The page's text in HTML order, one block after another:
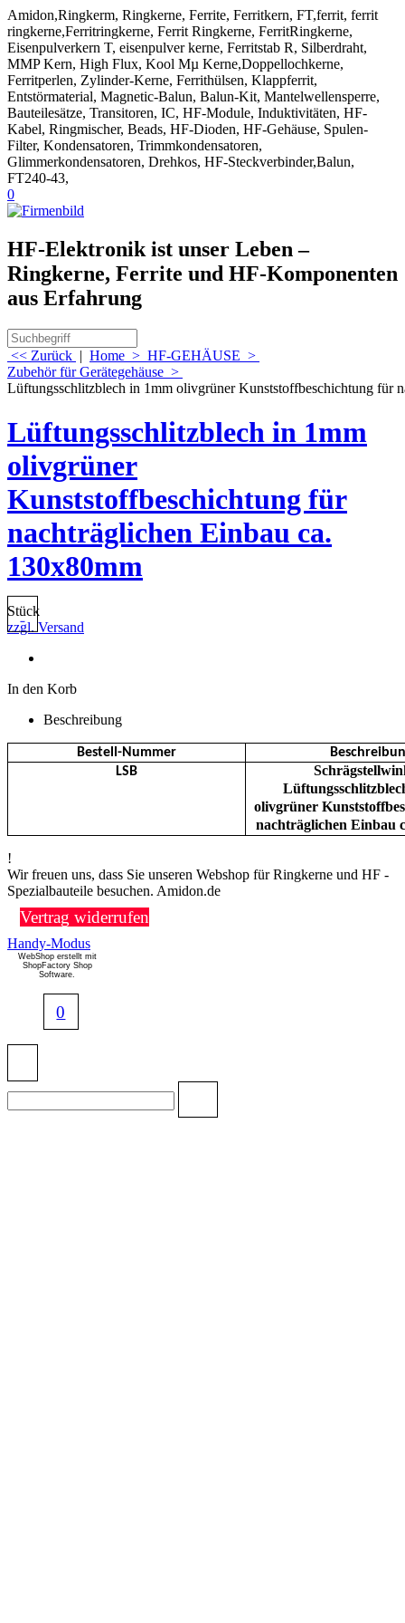
Amidon,Ringkerm, Ringkerne, Ferrite, Ferritkern, FT,ferrit, ferrit
ringkerne,Ferritringkerne, Ferrit Ringkerne, FerritRingkerne,
Eisenpulverkern T, eisenpulver kerne, Ferritstab R, Silberdraht,
MMP Kern, High Flux, Kool Mµ Kerne,Doppellochkerne,
Ferritperlen, Zylinder-Kerne, Ferrithülsen, Klappferrit,
Entstörmaterial, Magnetic-Balun, Balun-Kit, Mantelwellensperre,
Bauteilesätze, Transitoren, IC, HF-Module, Induktivitäten, HF-
Kabel, Ringmischer, Beads, HF-Dioden, HF-Gehäuse, Spulen-
Filter, Kondensatoren, Trimmkondensatoren,
Glimmerkondensatoren, Drehkos, HF-Steckverbinder,Balun,
FT240-43,
0
HF-Elektronik ist unser Leben –
Ringkerne, Ferrite und HF-Komponenten
aus Erfahrung
<< Zurück | Home > HF-GEHÄUSE >
Zubehör für Gerätegehäuse >
Lüftungsschlitzblech in 1mm olivgrüner Kunststoffbeschichtung für
Lüftungsschlitzblech in 1mm
olivgrüner
Kunststoffbeschichtung für
nachträglichen Einbau ca.
130x80mm
Stück
zzgl. Versand
In den Korb
Beschreibung
Bestell-Nummer
LSB
olivgrüner
nachträglichen Einbau
!
Wir freuen uns, dass Sie unseren Webshop für Ringkerne und HF -
Spezialbauteile besuchen. Amidon.de
Vertrag widerrufen
Handy-Modus
WebShop erstellt mit
ShopFactory Shop
Software.
0